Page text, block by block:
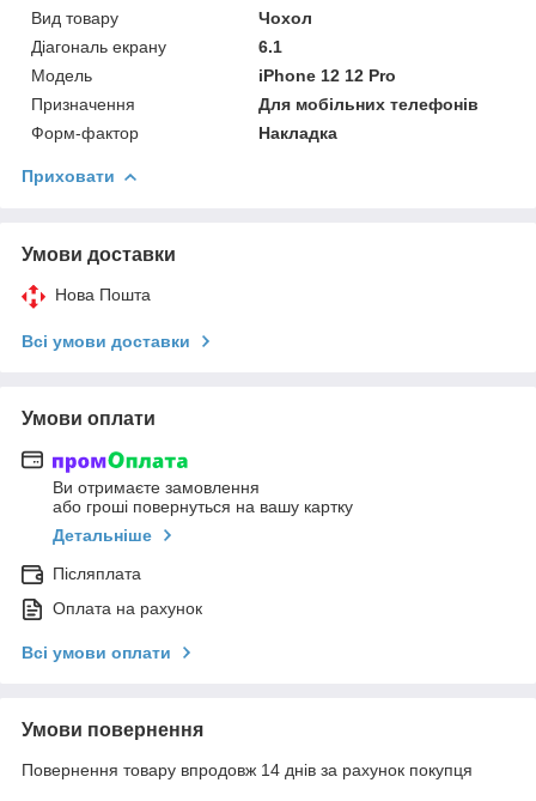
Вид товару
Чохол
Діагональ екрану
6.1
Модель
iPhone 12 12 Pro
Призначення
Для мобільних телефонів
Форм-фактор
Накладка
Приховати
Умови доставки
Нова Пошта
Всі умови доставки
Умови оплати
Ви отримаєте замовлення
або гроші повернуться на вашу картку
Детальніше
Післяплата
Оплата на рахунок
Всі умови оплати
Умови повернення
Повернення товару впродовж 14 днів за рахунок покупця